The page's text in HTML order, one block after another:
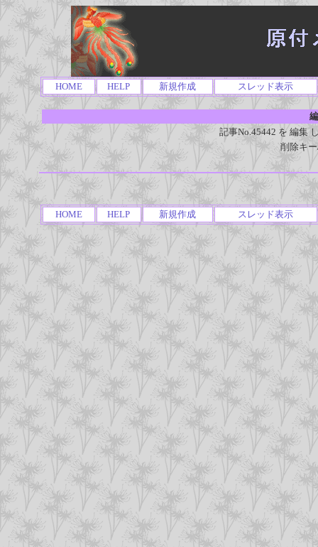
HOME HELP 新規作成 スレッド表示
記事No.45442 を 編集
削除キ
HOME HELP 新規作成 スレッド表示